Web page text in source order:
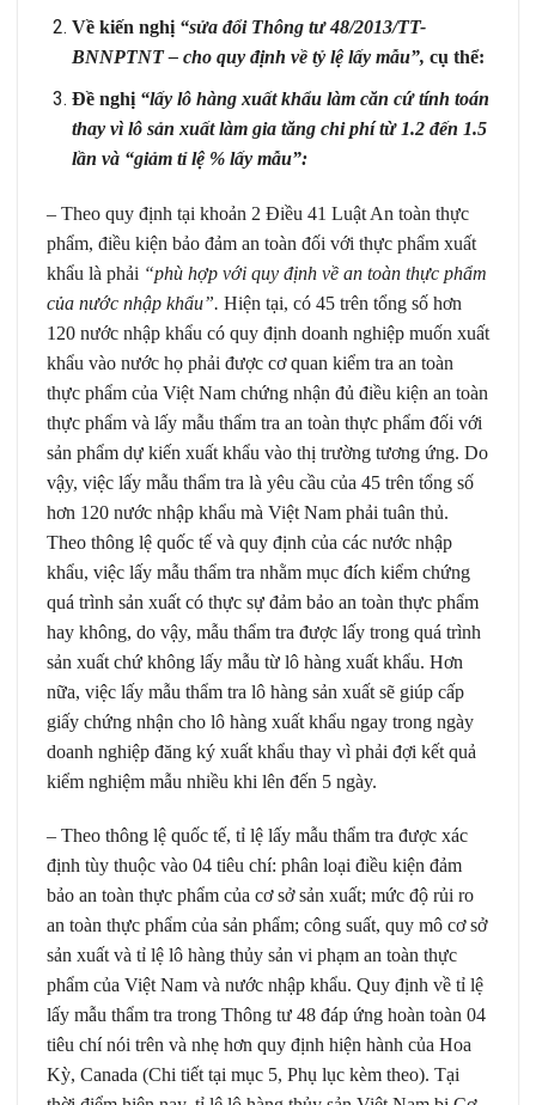
Về kiến nghị “sửa đổi Thông tư 48/2013/TT-
BNNPTNT – cho quy định về tỷ lệ lấy mẫu”, cụ thể:
Đề nghị “lấy lô hàng xuất khẩu làm căn cứ tính toán
thay vì lô sản xuất làm gia tăng chi phí từ 1.2 đến 1.5
lần và “giảm tỉ lệ % lấy mẫu”:
– Theo quy định tại khoản 2 Điều 41 Luật An toàn thực
phẩm, điều kiện bảo đảm an toàn đối với thực phẩm xuất
khẩu là phải “phù hợp với quy định về an toàn thực phẩm
của nước nhập khẩu”. Hiện tại, có 45 trên tổng số hơn
120 nước nhập khẩu có quy định doanh nghiệp muốn xuất
khẩu vào nước họ phải được cơ quan kiểm tra an toàn
thực phẩm của Việt Nam chứng nhận đủ điều kiện an toàn
thực phẩm và lấy mẫu thẩm tra an toàn thực phẩm đối với
sản phẩm dự kiến xuất khẩu vào thị trường tương ứng. Do
vậy, việc lấy mẫu thẩm tra là yêu cầu của 45 trên tổng số
hơn 120 nước nhập khẩu mà Việt Nam phải tuân thủ.
Theo thông lệ quốc tế và quy định của các nước nhập
khẩu, việc lấy mẫu thẩm tra nhằm mục đích kiểm chứng
quá trình sản xuất có thực sự đảm bảo an toàn thực phẩm
hay không, do vậy, mẫu thẩm tra được lấy trong quá trình
sản xuất chứ không lấy mẫu từ lô hàng xuất khẩu. Hơn
nữa, việc lấy mẫu thẩm tra lô hàng sản xuất sẽ giúp cấp
giấy chứng nhận cho lô hàng xuất khẩu ngay trong ngày
doanh nghiệp đăng ký xuất khẩu thay vì phải đợi kết quả
kiểm nghiệm mẫu nhiều khi lên đến 5 ngày.
– Theo thông lệ quốc tế, tỉ lệ lấy mẫu thẩm tra được xác
định tùy thuộc vào 04 tiêu chí: phân loại điều kiện đảm
bảo an toàn thực phẩm của cơ sở sản xuất; mức độ rủi ro
an toàn thực phẩm của sản phẩm; công suất, quy mô cơ sở
sản xuất và tỉ lệ lô hàng thủy sản vi phạm an toàn thực
phẩm của Việt Nam và nước nhập khẩu. Quy định về tỉ lệ
lấy mẫu thẩm tra trong Thông tư 48 đáp ứng hoàn toàn 04
tiêu chí nói trên và nhẹ hơn quy định hiện hành của Hoa
Kỳ, Canada (Chi tiết tại mục 5, Phụ lục kèm theo). Tại